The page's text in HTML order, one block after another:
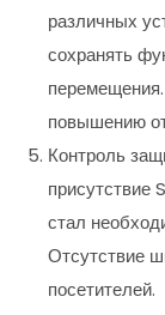
различных
сохранять
повышению
Контроль
присутствие
стал
Отсутствие
посетителей.